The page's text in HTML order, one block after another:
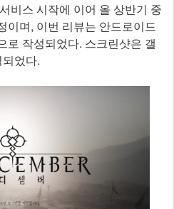
비스 시작에 이어 올 상반기 중
이며, 이번 리뷰는 안드로이드
로 작성되었다. 스크린샷은 갤
었다.